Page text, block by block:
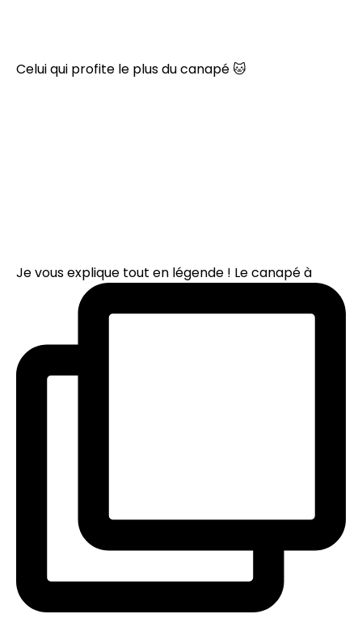
Celui qui profite le plus du canapé 🐱
Je vous explique tout en légende ! Le canapé à